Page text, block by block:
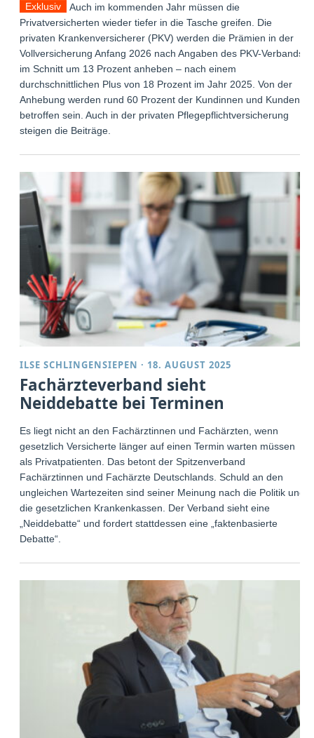
Exklusiv
Auch im kommenden Jahr müssen die
Privatversicherten wieder tiefer in die Tasche greifen. Die
privaten Krankenversicherer (PKV) werden die Prämien in der
Vollversicherung Anfang 2026 nach Angaben des PKV-Verbands
im Schnitt um 13 Prozent anheben – nach einem
durchschnittlichen Plus von 18 Prozent im Jahr 2025. Von der
Anhebung werden rund 60 Prozent der Kundinnen und Kunden
betroffen sein. Auch in der privaten Pflegepflichtversicherung
steigen die Beiträge.
ILSE SCHLINGENSIEPEN · 18. AUGUST 2025
Fachärzteverband sieht
Neiddebatte bei Terminen
Es liegt nicht an den Fachärztinnen und Fachärzten, wenn
gesetzlich Versicherte länger auf einen Termin warten müssen
als Privatpatienten. Das betont der Spitzenverband
Fachärztinnen und Fachärzte Deutschlands. Schuld an den
ungleichen Wartezeiten sind seiner Meinung nach die Politik und
die gesetzlichen Krankenkassen. Der Verband sieht eine
„Neiddebatte“ und fordert stattdessen eine „faktenbasierte
Debatte“.